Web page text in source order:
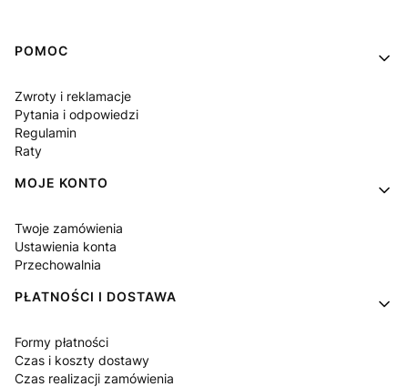
Linki w stopce
POMOC
Zwroty i reklamacje
Pytania i odpowiedzi
Regulamin
Raty
MOJE KONTO
Twoje zamówienia
Ustawienia konta
Przechowalnia
PŁATNOŚCI I DOSTAWA
Formy płatności
Czas i koszty dostawy
Czas realizacji zamówienia